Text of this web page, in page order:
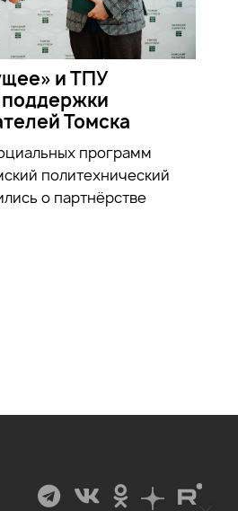
и ТПУ
поддержки
Томска
программ
политехнический
о партнёрстве